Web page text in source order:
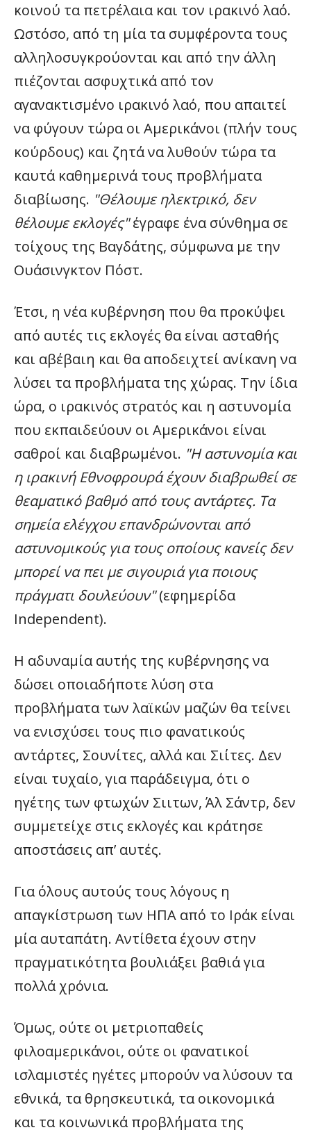
κοινού τα πετρέλαια και τον ιρακινό λαό.
Ωστόσο, από τη μία τα συμφέροντα τους
αλληλοσυγκρούονται και από την άλλη
πιέζονται ασφυχτικά από τον
αγανακτισμένο ιρακινό λαό, που απαιτεί
να φύγουν τώρα οι Αμερικάνοι (πλήν τους
κούρδους) και ζητά να λυθούν τώρα τα
καυτά καθημερινά τους προβλήματα
διαβίωσης. "Θέλουμε ηλεκτρικό, δεν
θέλουμε εκλογές"έγραφε ένα σύνθημα σε
τοίχους της Βαγδάτης, σύμφωνα με την
Ουάσινγκτον Πόστ.
Έτσι, η νέα κυβέρνηση που θα προκύψει
από αυτές τις εκλογές θα είναι ασταθής
και αβέβαιη και θα αποδειχτεί ανίκανη να
λύσει τα προβλήματα της χώρας. Την ίδια
ώρα, ο ιρακινός στρατός και η αστυνομία
που εκπαιδεύουν οι Aμερικάνοι είναι
σαθροί και διαβρωμένοι. "Η αστυνομία και
η ιρακινή Εθνοφρουρά έχουν διαβρωθεί σε
θεαματικό βαθμό από τους αντάρτες. Τα
σημεία ελέγχου επανδρώνονται από
αστυνομικούς για τους οποίους κανείς δεν
μπορεί να πει με σιγουριά για ποιους
πράγματι δουλεύουν"(εφημερίδα
Ιndependent).
Η αδυναμία αυτής της κυβέρνησης να
δώσει οποιαδήποτε λύση στα
προβλήματα των λαϊκών μαζών θα τείνει
να ενισχύσει τους πιο φανατικούς
αντάρτες, Σουνίτες, αλλά και Σιίτες. Δεν
είναι τυχαίο, για παράδειγμα, ότι ο
ηγέτης των φτωχών Σιιτων, Άλ Σάντρ, δεν
συμμετείχε στις εκλογές και κράτησε
αποστάσεις απ’ αυτές.
Για όλους αυτούς τους λόγους η
απαγκίστρωση των ΗΠΑ από το Ιράκ είναι
μία αυταπάτη. Αντίθετα έχουν στην
πραγματικότητα βουλιάξει βαθιά για
πολλά χρόνια.
Όμως, ούτε οι μετριοπαθείς
φιλοαμερικάνοι, ούτε οι φανατικοί
ισλαμιστές ηγέτες μπορούν να λύσουν τα
εθνικά, τα θρησκευτικά, τα οικονομικά
και τα κοινωνικά προβλήματα της